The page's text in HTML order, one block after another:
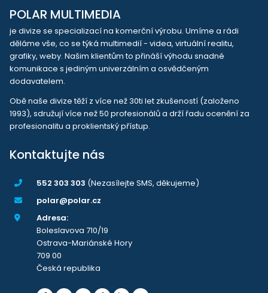
POLAR MULTIMEDIA
je divize se specializací na komerční výrobu. Umíme a rádi
děláme vše, co se týká multimedií - videa, virtuální realitu,
grafiky, weby. Našim klientům to přináší výhodu snadné
komunikace s jediným univerzálním a osvědčeným
dodavatelem.
Obě naše divize těží z více než 30ti let zkušeností (založeno
1993), sdružují více než 50 profesionálů a drží řadu ocenění za
profesionalitu a proklientský přístup.
Kontaktujte nás
552 303 303 (Nezasílejte SMS, děkujeme)
polar@polar.cz
Adresa:
Boleslavova 710/19
Ostrava-Mariánské Hory
709 00
Česká republika